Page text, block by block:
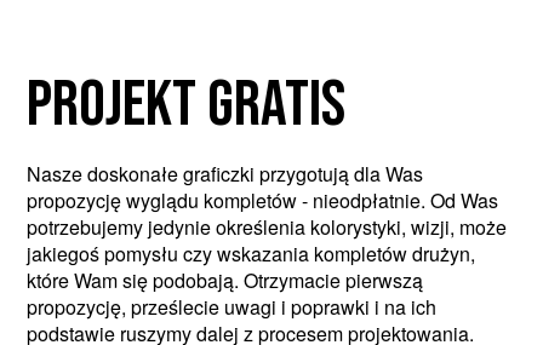
PROJEKT GRATIS
Nasze doskonałe graficzki przygotują dla Was
propozycję wyglądu kompletów - nieodpłatnie. Od Was
potrzebujemy jedynie określenia kolorystyki, wizji, może
jakiegoś pomysłu czy wskazania kompletów drużyn,
które Wam się podobają. Otrzymacie pierwszą
propozycję, prześlecie uwagi i poprawki i na ich
podstawie ruszymy dalej z procesem projektowania.